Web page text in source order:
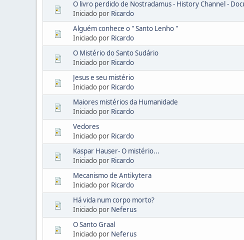
O livro perdido de Nostradamus - History Channel -
Iniciado por Ricardo
Alguém conhece o " Santo Lenho "
Iniciado por Ricardo
O Mistério do Santo Sudário
Iniciado por Ricardo
Jesus e seu mistério
Iniciado por Ricardo
Maiores mistérios da Humanidade
Iniciado por Ricardo
Vedores
Iniciado por Ricardo
Kaspar Hauser- O mistério...
Iniciado por Ricardo
Mecanismo de Antikytera
Iniciado por Ricardo
Há vida num corpo morto?
Iniciado por Neferus
O Santo Graal
Iniciado por Neferus